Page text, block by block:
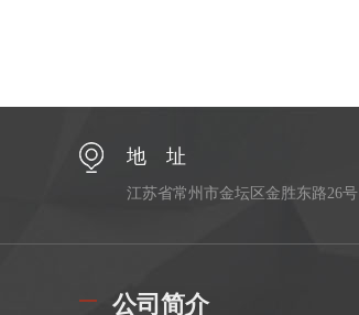
地 址
江苏省常州市金坛区金胜东路26号
公司简介